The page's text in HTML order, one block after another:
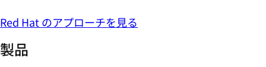
Red Hat のアプローチを見る
製品